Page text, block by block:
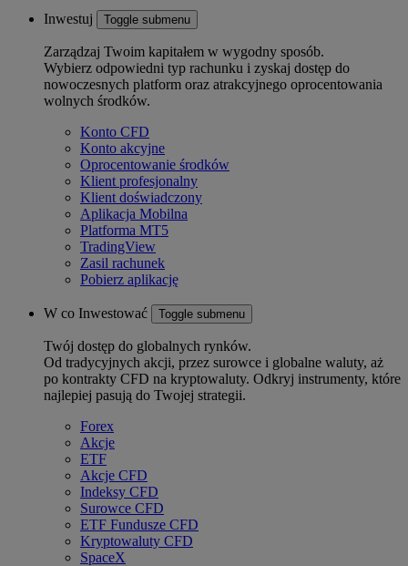
Inwestuj Toggle submenu
Zarządzaj Twoim kapitałem w wygodny sposób.
Wybierz odpowiedni typ rachunku i zyskaj dostęp do
nowoczesnych platform oraz atrakcyjnego oprocentowania
wolnych środków.
Konto CFD
Konto akcyjne
Oprocentowanie środków
Klient profesjonalny
Klient doświadczony
Aplikacja Mobilna
Platforma MT5
TradingView
Zasil rachunek
Pobierz aplikację
W co Inwestować Toggle submenu
Twój dostęp do globalnych rynków.
Od tradycyjnych akcji, przez surowce i globalne waluty, aż
po kontrakty CFD na kryptowaluty. Odkryj instrumenty, które
najlepiej pasują do Twojej strategii.
Forex
Akcje
ETF
Akcje CFD
Indeksy CFD
Surowce CFD
ETF Fundusze CFD
Kryptowaluty CFD
SpaceX